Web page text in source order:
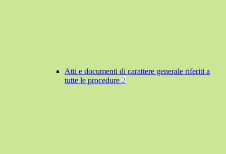
Atti e documenti di carattere generale riferiti a
tutte le procedure 2